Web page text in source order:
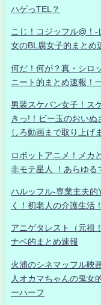
ハゲっTEL？
こじ！コジッフル@！
女のBL腐女子的まとめ
何だ！何が？真・シ
ニート的まとめ速報！
男装スケバン女子！ス
きっ!！ビー玉のおい
しろ動画まで取り上げ
ロボットアニメ！メカ
非モテ星人 ！あらゆる
ハルッフル-専業主夫的
く！初老人の介護生活
アニゲタレスト（元祖
ナベ的まとめ速報
火浦のシネマッフル映
人オカマちゃんの鬼女
ーハーフ